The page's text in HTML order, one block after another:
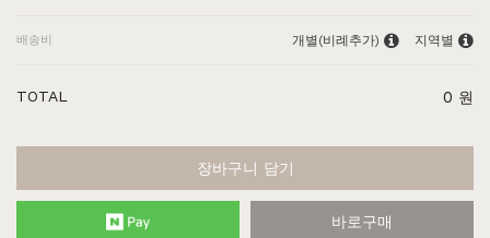
배송비 개별(비례추가) 지역별
TOTAL 0 원
장바구니 담기
바로구매